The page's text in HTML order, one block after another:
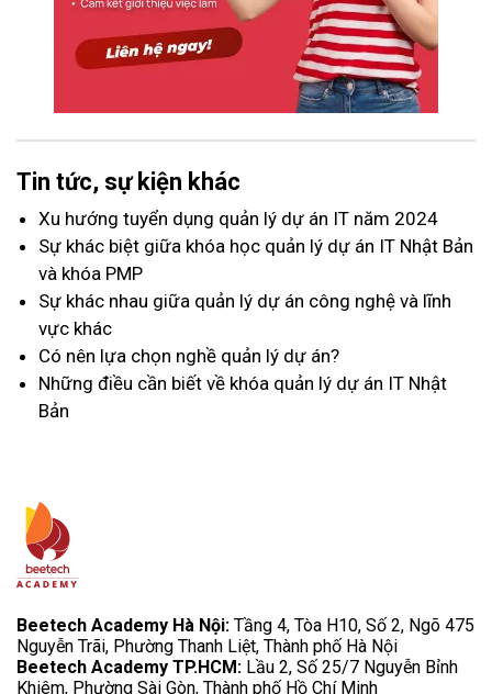
Tin tức, sự kiện khác
Xu hướng tuyển dụng quản lý dự án IT năm 2024
Sự khác biệt giữa khóa học quản lý dự án IT Nhật Bản
và khóa PMP
Sự khác nhau giữa quản lý dự án công nghệ và lĩnh
vực khác
Có nên lựa chọn nghề quản lý dự án?
Những điều cần biết về khóa quản lý dự án IT Nhật
Bản
Beetech Academy Hà Nội: Tầng 4, Tòa H10, Số 2, Ngõ 475
Nguyễn Trãi, Phường Thanh Liệt, Thành phố Hà Nội
Beetech Academy TP.HCM: Lầu 2, Số 25/7 Nguyễn Bỉnh
Khiêm, Phường Sài Gòn, Thành phố Hồ Chí Minh